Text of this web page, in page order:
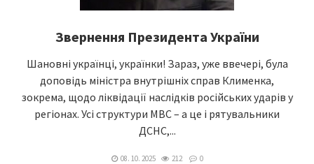
Звернення Президента України
Шановні українці, українки! Зараз, уже ввечері, була
доповідь міністра внутрішніх справ Клименка,
зокрема, щодо ліквідації наслідків російських ударів у
регіонах. Усі структури МВС – а це і рятувальники
ДСНС,...
08. 10. 2025 212 0